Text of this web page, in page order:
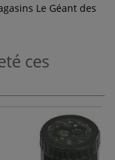
Le Géant des
ces